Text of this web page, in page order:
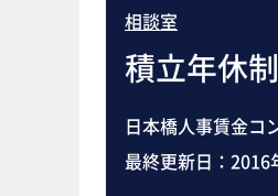
相談室
積立年休
日本橋人事賃金
最終更新日： 2016